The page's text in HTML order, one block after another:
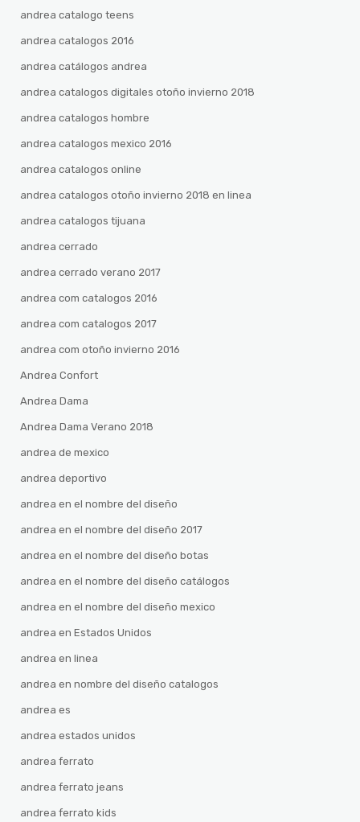
andrea catalogo teens
andrea catalogos 2016
andrea catálogos andrea
andrea catalogos digitales otoño invierno 2018
andrea catalogos hombre
andrea catalogos mexico 2016
andrea catalogos online
andrea catalogos otoño invierno 2018 en linea
andrea catalogos tijuana
andrea cerrado
andrea cerrado verano 2017
andrea com catalogos 2016
andrea com catalogos 2017
andrea com otoño invierno 2016
Andrea Confort
Andrea Dama
Andrea Dama Verano 2018
andrea de mexico
andrea deportivo
andrea en el nombre del diseño
andrea en el nombre del diseño 2017
andrea en el nombre del diseño botas
andrea en el nombre del diseño catálogos
andrea en el nombre del diseño mexico
andrea en Estados Unidos
andrea en linea
andrea en nombre del diseño catalogos
andrea es
andrea estados unidos
andrea ferrato
andrea ferrato jeans
andrea ferrato kids